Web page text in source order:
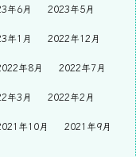
年6月 2023年5月
年1月 2022年12月
年8月 2022年7月
年3月 2022年2月
年10月 2021年9月